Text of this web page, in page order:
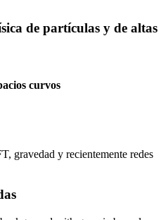
de partículas y de altas
curvos
gravedad y recientemente redes